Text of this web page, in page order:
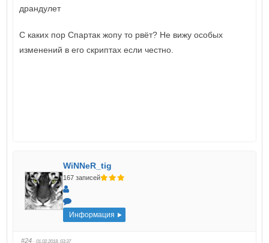
драндулет
С каких пор Спартак жопу то рвёт? Не вижу особых
изменений в его скриптах если честно.
WiNNeR_tig
167 записей
Информация
#24 · 01.02.2018, 03:37